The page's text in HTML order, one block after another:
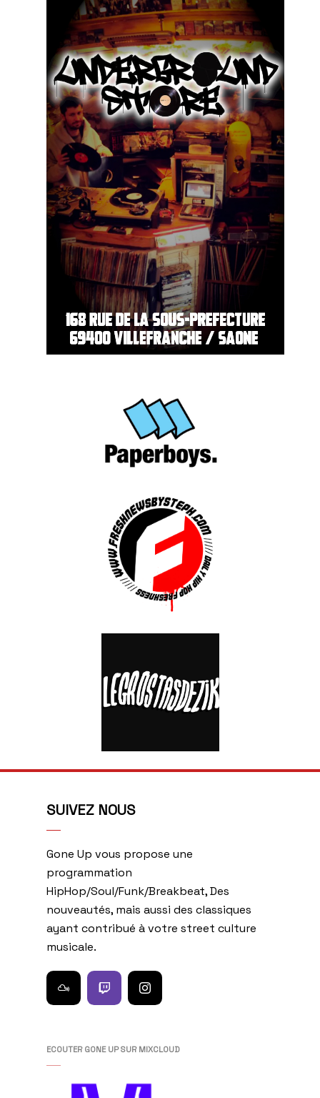
SUIVEZ NOUS
Gone Up vous propose une
programmation
HipHop/Soul/Funk/Breakbeat, Des
nouveautés, mais aussi des classiques
ayant contribué à votre street culture
musicale.
ECOUTER GONE UP SUR MIXCLOUD